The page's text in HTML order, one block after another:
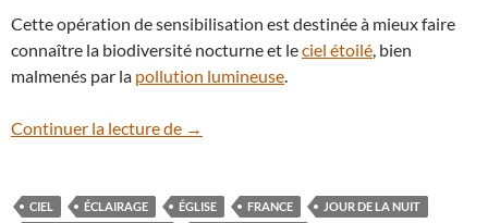
Cette opération de sensibilisation est destinée à mieux faire
connaître la biodiversité nocturne et leciel étoilé , bien
malmenés par la pollution lumineuse
Continuer la lecture de Le Jour de la Nuit
→
CIEL ÉCLAIRAGE ÉGLISE FRANCE
JOUR DE LA NUIT